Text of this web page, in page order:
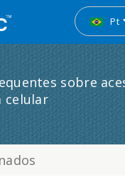
Pt
sobre
celular